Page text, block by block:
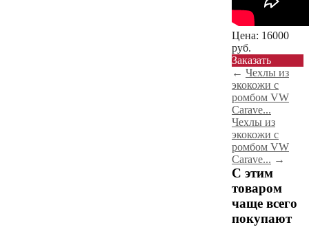
Цена: 16000
руб.
Заказать
← Чехлы из
экокожи с
ромбом VW
Carave...
Чехлы из
экокожи с
ромбом VW
Carave... →
С этим
товаром
чаще всего
покупают